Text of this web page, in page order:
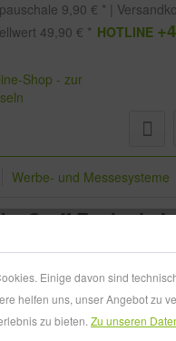
9,90 € * |
49,90 € * HOTLINE
Werbe- und Messesysteme
Stoff Exclusiv I
Einige davon sind
helfen uns, unser Angebot zu
zu bieten. Zu unseren